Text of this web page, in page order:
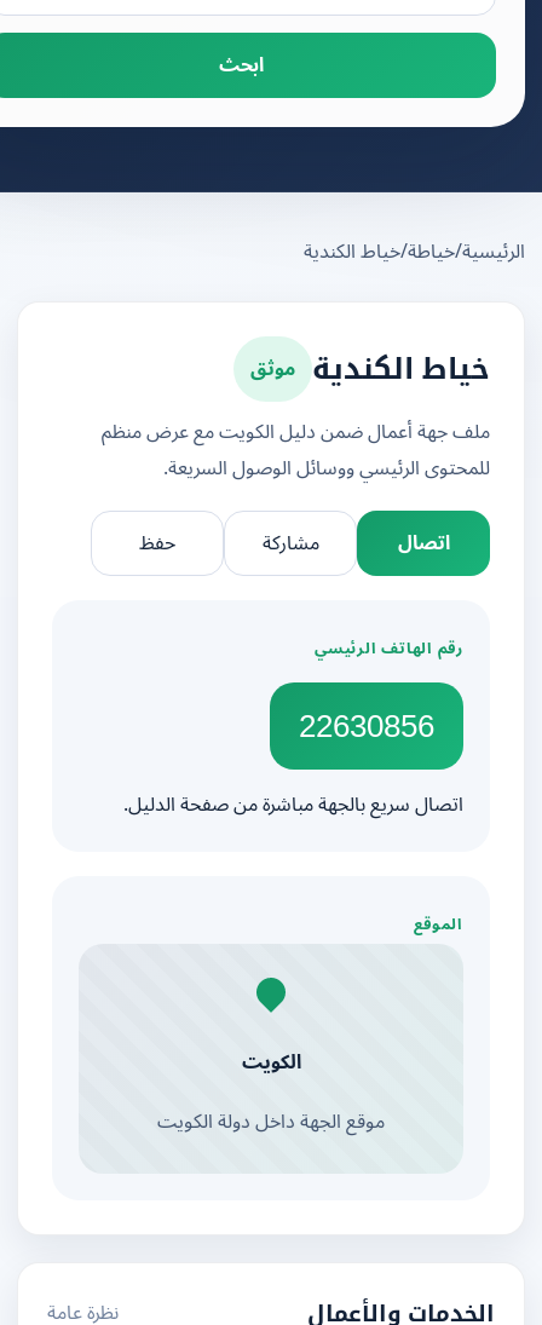
ابحث
/خياطة/خياط الكندية
خياط الكندية موثق
ملف جهة أعمال ضمن دليل الكويت مع عرض منظم
للمحتوى الرئيسي ووسائل الوصول السريعة.
اتصال
مشاركة
رقم الهاتف الرئيسي
22630856
اتصال سريع بالجهة مباشرة من صفحة الدليل.
الموقع
الكويت
موقع الجهة داخل دولة الكويت
الخدمات والأعمال نظرة عامة